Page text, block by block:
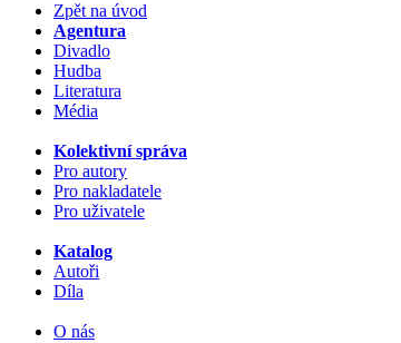
Zpět na úvod
Agentura
Divadlo
Hudba
Literatura
Média
Kolektivní správa
Pro autory
Pro nakladatele
Pro uživatele
Katalog
Autoři
Díla
O nás